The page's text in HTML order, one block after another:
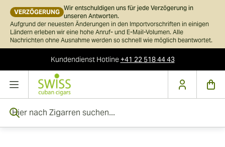
VERZÖGERUNG
Wir entschuldigen uns für jede Verzögerung in
unseren Antworten.
Aufgrund der neuesten Änderungen in den Importvorschriften in einigen
Ländern erleben wir eine hohe Anruf- und E-Mail-Volumen. Alle
Nachrichten ohne Ausnahme werden so schnell wie möglich beantwortet.
KundendienstHotline+41 22 518 44 43
Skip to Content